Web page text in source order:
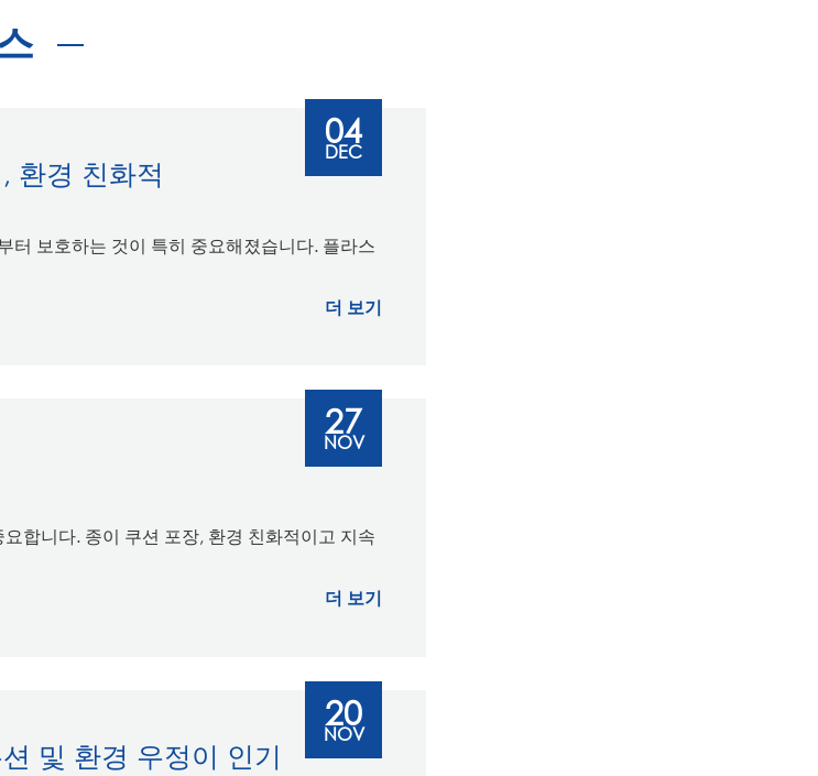
환경 친화적
터 보호하는 것이 특히 중요해졌습니다. 플라스
더 보기
04
DEC
합니다. 종이 쿠션 포장, 환경 친화적이고 지속
더 보기
27
NOV
및 환경 우정이 인기
20
NOV